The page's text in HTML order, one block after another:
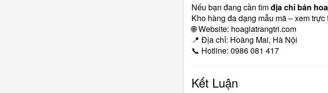
Nếu bạn đang cần tìmđịa chỉ bán
Kho hàng đa dạng mẫu mã – xem
🌐 Website: hoagiatrangtri.com
📍 Địa chỉ: Hoàng Mai, Hà Nội
📞 Hotline: 0986 081 417
Kết Luận